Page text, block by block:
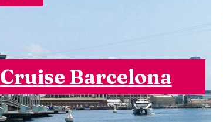
Cruise Barcelona